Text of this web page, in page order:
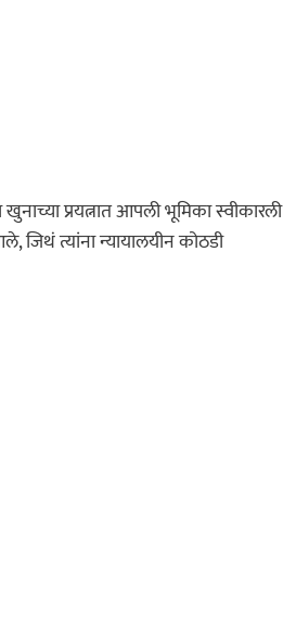
प्रयत्नात आपली भूमिका स्वीकारली
त्यांना न्यायालयीन कोठडी